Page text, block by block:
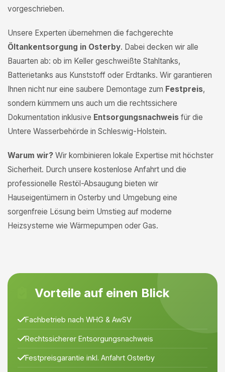
vorgeschrieben.
Unsere Experten übernehmen die fachgerechte
Öltankentsorgung in Osterby. Dabei decken wir alle
Bauarten ab: ob im Keller geschweißte Stahltanks,
Batterietanks aus Kunststoff oder Erdtanks. Wir garantieren
Ihnen nicht nur eine saubere Demontage zum Festpreis,
sondern kümmern uns auch um die rechtssichere
Dokumentation inklusive Entsorgungsnachweis für die
Untere Wasserbehörde in Schleswig-Holstein.
Warum wir? Wir kombinieren lokale Expertise mit höchster
Sicherheit. Durch unsere kostenlose Anfahrt und die
professionelle Restöl-Absaugung bieten wir
Hauseigentümern in Osterby und Umgebung eine
sorgenfreie Lösung beim Umstieg auf moderne
Heizsysteme wie Wärmepumpen oder Gas.
Vorteile auf einen Blick
Fachbetrieb nach WHG & AwSV
Rechtssicherer Entsorgungsnachweis
Festpreisgarantie inkl. Anfahrt Osterby